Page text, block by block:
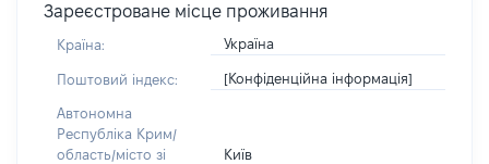
Зареєстроване місце проживання
Країна: Україна
Поштовий індекс: [Конфіденційна інформація]
Автономна
Республіка Крим/
область/місто зі
Київ